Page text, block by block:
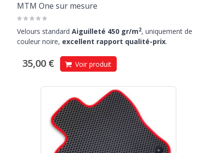
MTM One sur mesure
Velours standard Aiguilleté 450 gr/m2, uniquement de
couleur noire, excellent rapport qualité-prix.
35,00 € Voir produit